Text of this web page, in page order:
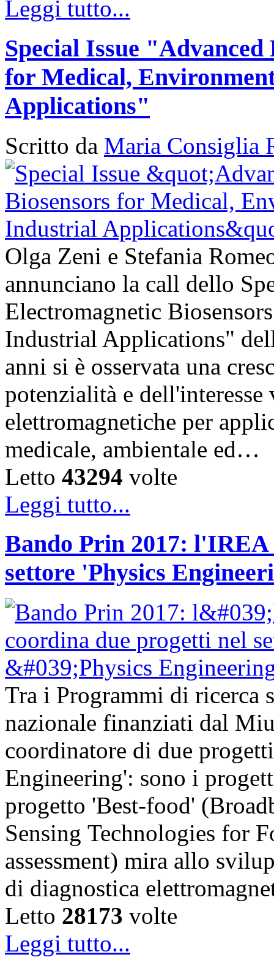
Leggi tutto...
Special Issue
for Medical,
Applications"
Scritto da Maria Consiglia
Olga Zeni e Stefania
annunciano la call dello
Electromagnetic
Industrial Applications"
anni si è osservata una
potenzialità e dell'interesse
elettromagnetiche per
medicale, ambientale ed…
Letto 43294 volte
Leggi tutto...
Bando Prin 2017:
settore 'Physics
Tra i Programmi di ricerca
nazionale finanziati dal
coordinatore di due
Engineering': sono i
progetto 'Best-food'
Sensing Technologies for
assessment) mira allo
di diagnostica
Letto 28173 volte
Leggi tutto...